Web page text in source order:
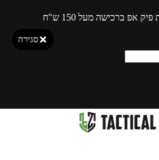
אפ ברכישה מעל 150 ש"ח
סגירה